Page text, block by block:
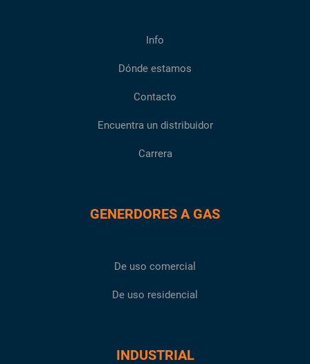
Info
Dónde estamos
Contacto
Encuentra un distribuidor
Carrera
GENERDORES A GAS
De uso comercial
De uso residencial
INDUSTRIAL